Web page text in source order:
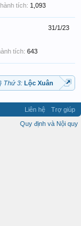
tích: 1,093
31/1/23
tích: 643
Thứ 3: Lộc Xuân
Liên hệ
Trợ giúp
Quy định và Nội quy